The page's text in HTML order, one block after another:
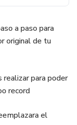
a paso para
original de tu
para poder
record
el